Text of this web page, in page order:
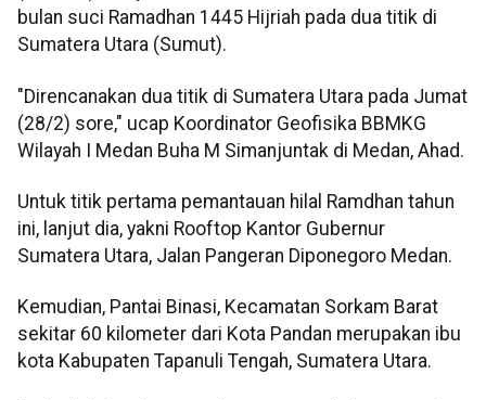
bulan suci Ramadhan 1445 Hijriah pada dua titik di
Sumatera Utara (Sumut).
"Direncanakan dua titik di Sumatera Utara pada Jumat
(28/2) sore," ucap Koordinator Geofisika BBMKG
Wilayah I Medan Buha M Simanjuntak di Medan, Ahad.
Untuk titik pertama pemantauan hilal Ramdhan tahun
ini, lanjut dia, yakni Rooftop Kantor Gubernur
Sumatera Utara, Jalan Pangeran Diponegoro Medan.
Kemudian, Pantai Binasi, Kecamatan Sorkam Barat
sekitar 60 kilometer dari Kota Pandan merupakan ibu
kota Kabupaten Tapanuli Tengah, Sumatera Utara.